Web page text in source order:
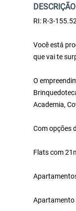
RI: R-3-
Você está
que vai te
O
Academia,
Com opções
Flats com
Apartamento